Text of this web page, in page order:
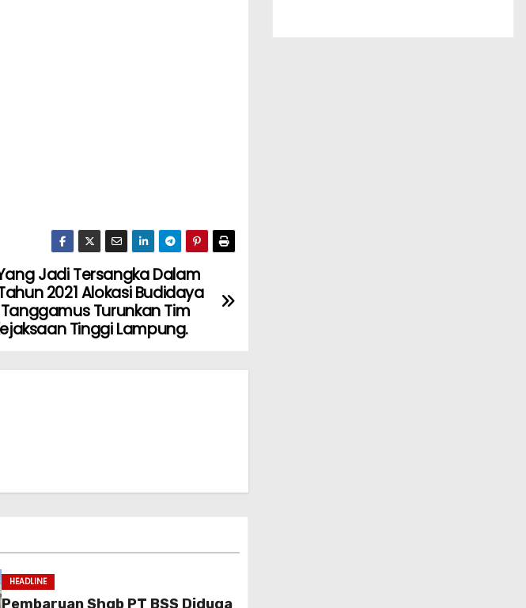
Jadi Tersangka Dalam
2021 Alokasi Budidaya
Turunkan Tim
Tinggi Lampung.
HEADLINE
Pembaruan Shgb PT BSS Diduga